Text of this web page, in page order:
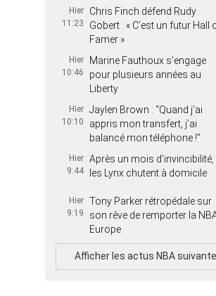
Hier
11:23
Chris Finch défend Rudy
Gobert : « C’est un futur Hall
Famer »
Hier
10:46
Marine Fauthoux s’engage
pour plusieurs années au
Liberty
Hier
10:10
Jaylen Brown : “Quand j’ai
appris mon transfert, j’ai
balancé mon téléphone !”
Hier
9:44
Après un mois d’invincibilité,
les Lynx chutent à domicile
Hier
9:19
Tony Parker rétropédale sur
son rêve de remporter la
Europe
Afficher les actus NBA